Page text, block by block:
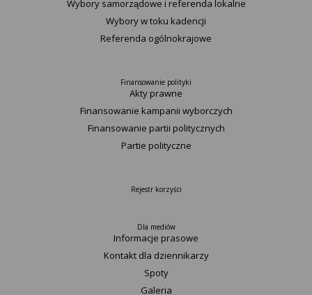
Wybory samorządowe i referenda lokalne
Wybory w toku kadencji
Referenda ogólnokrajowe
Finansowanie polityki
Akty prawne
Finansowanie kampanii wyborczych
Finansowanie partii politycznych
Partie polityczne
Rejestr korzyści
Dla mediów
Informacje prasowe
Kontakt dla dziennikarzy
Spoty
Galeria